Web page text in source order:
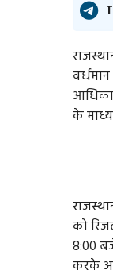
के
को
8:00
करके